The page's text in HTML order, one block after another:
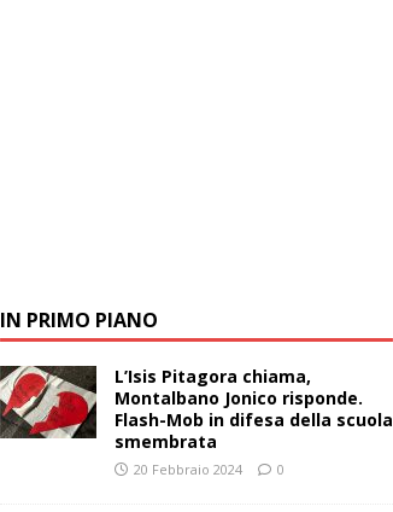
IN PRIMO PIANO
L’Isis Pitagora chiama,
Montalbano Jonico risponde.
Flash-Mob in difesa della scuola
smembrata
20 Febbraio 2024 0